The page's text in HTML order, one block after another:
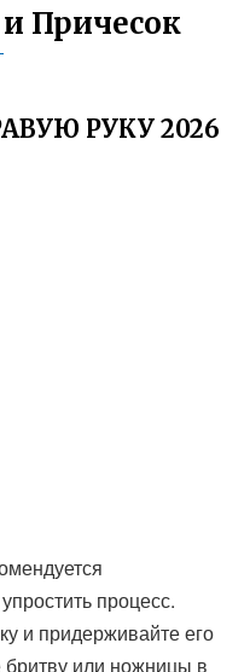
Причесок
РУКУ 2026
процесс.
и придерживайте его
или ножницы в